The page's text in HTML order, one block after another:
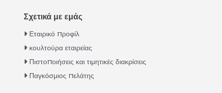
Σχετικά με εμάς
Εταιρικό προφίλ
κουλτούρα εταιρείας
Πιστοποιήσεις και τιμητικές διακρίσεις
Παγκόσμιος πελάτης